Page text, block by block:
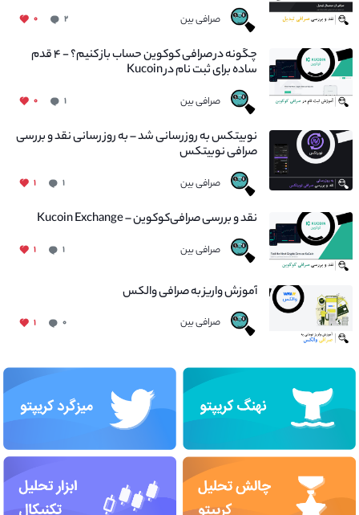
صرافی بین ۲ ۰
چگونه در صرافی کوکوین حساب باز کنیم؟ - ۴ قدم
ساده برای ثبت نام در Kucoin
صرافی بین ۱ ۰
نوبیتکس به روزرسانی شد – به روز رسانی نقد و بررسی
صرافی نوبیتکس
صرافی بین ۱ ۱
نقد و بررسی صرافی‌کوکوین – Kucoin Exchange
صرافی بین ۱ ۱
آموزش واریز به صرافی والکس
صرافی بین ۰ ۱